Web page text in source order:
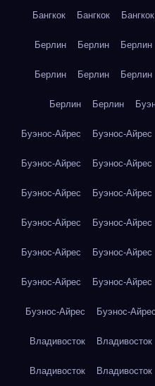
Бангкок Бангкок Бангкок
Берлин Берлин Берлин
Берлин Берлин Берлин
Берлин Берлин
Буэнос-Айрес Буэнос-Айрес
Буэнос-Айрес Буэнос-Айрес
Буэнос-Айрес Буэнос-Айрес
Буэнос-Айрес Буэнос-Айрес
Буэнос-Айрес Буэнос-Айрес
Буэнос-Айрес Буэнос-Айрес
Буэнос-Айрес Буэнос-Айрес
Владивосток Владивосток
Владивосток Владивосток